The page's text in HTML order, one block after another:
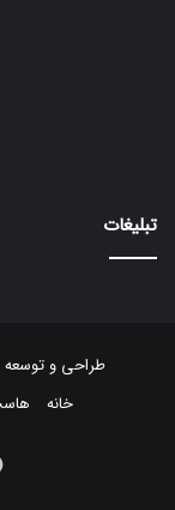
تبلیغات
طراحی و
خانه